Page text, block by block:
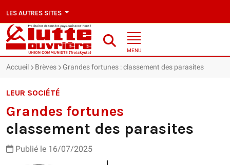
LES AUTRES SITES
MENU
Accueil Brèves Grandes fortunes : classement des parasites
LEUR SOCIÉTÉ
Grandes fortunes
classement des parasites
Publié le 16/07/2025